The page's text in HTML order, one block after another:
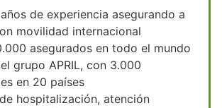
de experiencia asegurando a
movilidad internacional
asegurados en todo el mundo
grupo APRIL, con 3.000
en 20 países
hospitalización, atención